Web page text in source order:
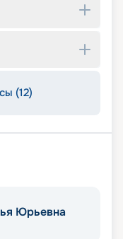
(12)
Юрьевна